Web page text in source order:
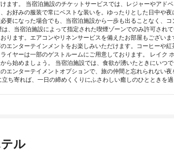
ます。 当宿泊施設のチケットサービスでは、レジャーやア
お好みの服装で常にベストな装いを。ゆったりとした日中や
要になった場合でも、当宿泊施設から一歩も出ることなく、
は、当宿泊施設によって指定された喫煙ゾーンでのみ許可され
ります。エアコンやリネンサービスを備えたお部屋もござい
エンターテインメントをお楽しみいただけます。コーヒーや
イヤーは一部のゲストルームにご用意しております。 レイク
ら始めましょう。 当宿泊施設では、食欲が湧いたときにいつ
エンターテイメントオプションで、旅の仲間と忘れられない
ち寄れば、一日の締めくくりにふさわしい癒しのひとときを過
ル